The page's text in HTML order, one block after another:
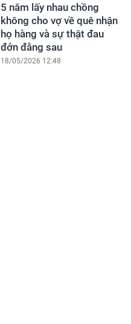
5 năm lấy nhau chồng
không cho vợ về quê nhận
họ hàng và sự thật đau
đớn đằng sau
18/05/2026 12:48